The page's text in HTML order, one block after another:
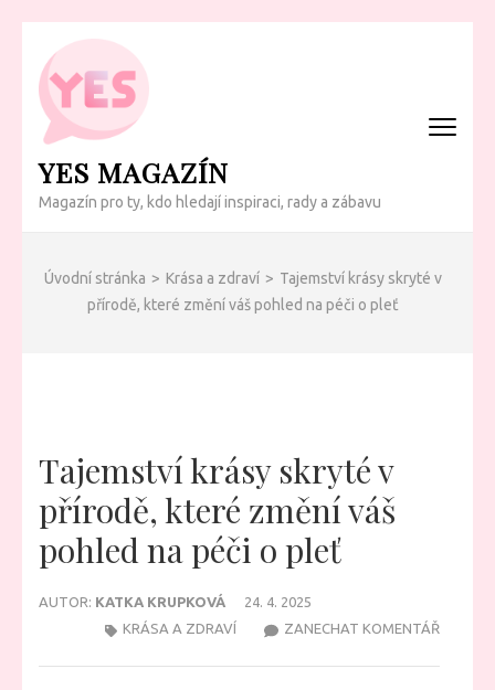
Přeskočit
obsah
(Enter)
YES MAGAZÍN
Magazín pro ty, kdo hledají inspiraci, rady a zábavu
Úvodní stránka > Krása a zdraví > Tajemství krásy skryté v
přírodě, které změní váš pohled na péči o pleť
Tajemství krásy skryté v
přírodě, které změní váš
pohled na péči o pleť
AUTOR: KATKA KRUPKOVÁ
24. 4. 2025
ZANECHAT KOMENTÁŘNA
KRÁSA A ZDRAVÍ